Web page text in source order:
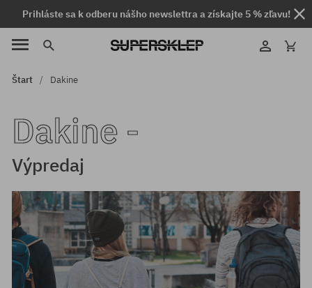
Prihláste sa k odberu nášho newslettra a získajte 5 % zľavu!
Štart Dakine
Dakine -
Výpredaj